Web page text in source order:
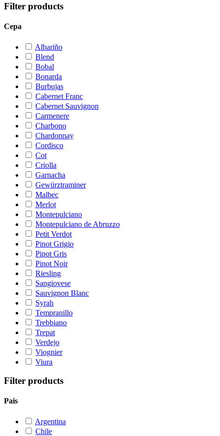
Filter products
Cepa
Albariño
Blend
Bobal
Bonarda
Burbujas
Cabernet Franc
Cabernet Sauvignon
Carmenere
Charbono
Chardonnay
Cordisco
Cot
Criolla
Garnacha
Gewürztraminer
Malbec
Merlot
Montepulciano
Montepulciano de Abruzzo
Petit Verdot
Pinot Grigio
Pinot Gris
Pinot Noir
Riesling
Sangiovese
Sauvignon Blanc
Syrah
Tempranillo
Trebbiano
Trepat
Verdejo
Viognier
Viura
Filter products
Pais
Argentina
Chile